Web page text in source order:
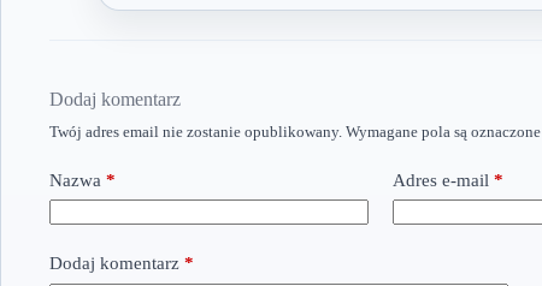
Dodaj komentarz
Twój adres email nie zostanie opublikowany. Wymagane pola są oznaczone
Nazwa * Adres e-mail *
Dodaj komentarz *